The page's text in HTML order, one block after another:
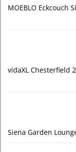
MOEBLO Eckcouch
vidaXL Chesterfield
Siena Garden